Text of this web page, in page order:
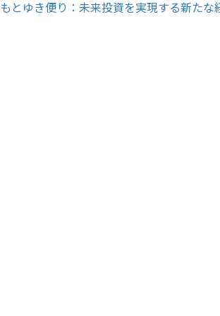
もとゆき便り：未来投資を実現する新たな